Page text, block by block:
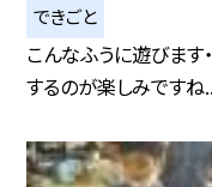
できごと
こんなふうに遊びます
するのが楽しみですね